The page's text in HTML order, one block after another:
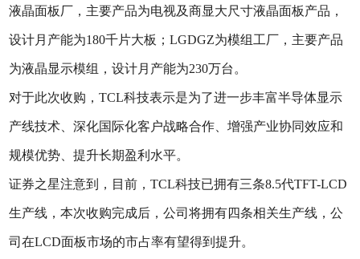
液晶面板厂，主要产品为电视及商显大尺寸液晶面板产品，
设计月产能为180千片大板；LGDGZ为模组工厂，主要产品
为液晶显示模组，设计月产能为230万台。
对于此次收购，TCL科技表示是为了进一步丰富半导体显示
产线技术、深化国际化客户战略合作、增强产业协同效应和
规模优势、提升长期盈利水平。
证券之星注意到，目前，TCL科技已拥有三条8.5代TFT-LCD
生产线，本次收购完成后，公司将拥有四条相关生产线，公
司在LCD面板市场的市占率有望得到提升。